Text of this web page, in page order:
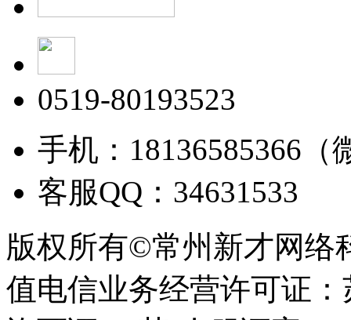
0519-80193523
手机：18136585366（
客服QQ：34631533
版权所有©常州新才网络
值电信业务经营许可证